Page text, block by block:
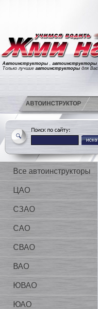
Автоинструкторы , автоинструкторы
Только лучшие автоинструкторы для
АВТОИНСТРУКТОР
Все автоинструкторы
ЦАО
СЗАО
САО
СВАО
ВАО
ЮВАО
ЮАО